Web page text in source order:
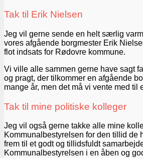
Tak til Erik Nielsen
Jeg vil gerne sende en helt særlig
vores afgående borgmester Erik
flot indsats for Rødovre kommune.
Vi ville alle sammen gerne have sagt
og pragt, der tilkommer en afgående
mange år, men det må vi vente med til
Tak til mine politiske kolleger
Jeg vil også gerne takke alle mine
Kommunalbestyrelsen for den tillid de
frem til et godt og tillidsfuldt
Kommunalbestyrelsen i en åben og